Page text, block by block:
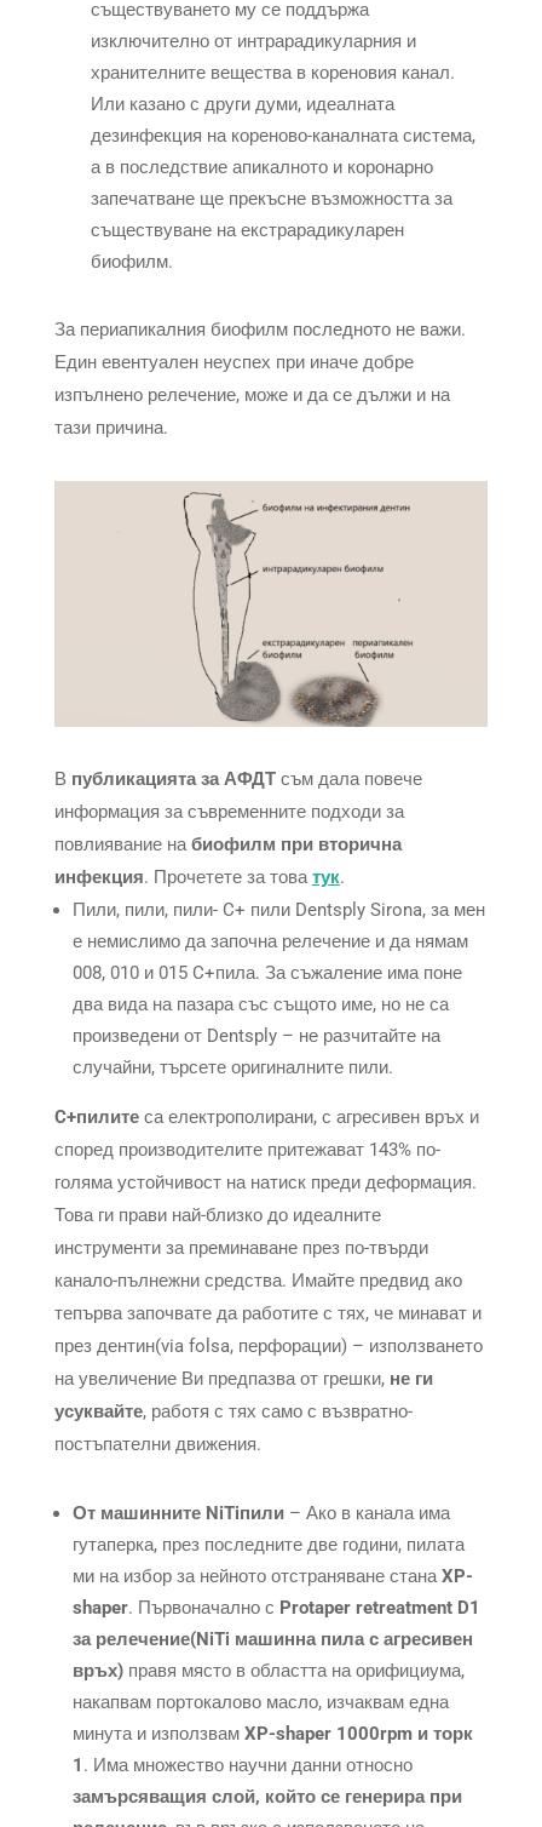
съществуването му се поддържа
изключително от интрарадикуларния и
хранителните вещества в кореновия канал.
Или казано с други думи, идеалната
дезинфекция на кореново-каналната система,
а в последствие апикалното и коронарно
запечатване ще прекъсне възможността за
съществуване на екстрарадикуларен
биофилм.
За периапикалния биофилм последното не важи.
Един евентуален неуспех при иначе добре
изпълнено релечение, може и да се дължи и на
тази причина.
В публикацията за АФДТсъм дала повече
информация за съвременните подходи за
повлиявание набиофилм при вторична
инфекция. Прочетете за товатук.
Пили, пили, пили- C+ пили Dentsply Sirona, за мен
е немислимо да започна релечение и да нямам
008, 010 и 015 C+пила. За съжаление има поне
два вида на пазара със същото име, но не са
произведени от Dentsply – не разчитайте на
случайни, търсете оригиналните пили.
C+пилитеса електрополирани, с агресивен връх и
според производителите притежават 143% по-
голяма устойчивост на натиск преди деформация.
Това ги прави най-близко до идеалните
инструменти за преминаване през по-твърди
канало-пълнежни средства. Имайте предвид ако
тепърва започвате да работите с тях, че минават и
през дентин(via folsa, перфорации) – използването
на увеличение Ви предпазва от грешки, не ги
усуквайте, работя с тях само с възвратно-
постъпателни движения.
От машинните NiTiпили– Ако в канала има
гутаперка, през последните две години, пилата
ми на избор за нейното отстраняване станаXP-
shaper. Първоначално с Protaper retreatment D1
за релечение(NiTi машинна пила с агресивен
връх)правя място в областта на орифициума,
накапвам портокалово масло, изчаквам една
минута и използвам XP-shaper 1000rpm и торк
1 . Има множество научни данни относно
замърсяващия слой, който се генерира при